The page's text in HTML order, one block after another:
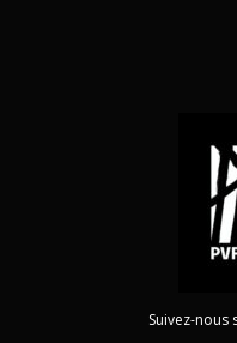
Suivez-nous